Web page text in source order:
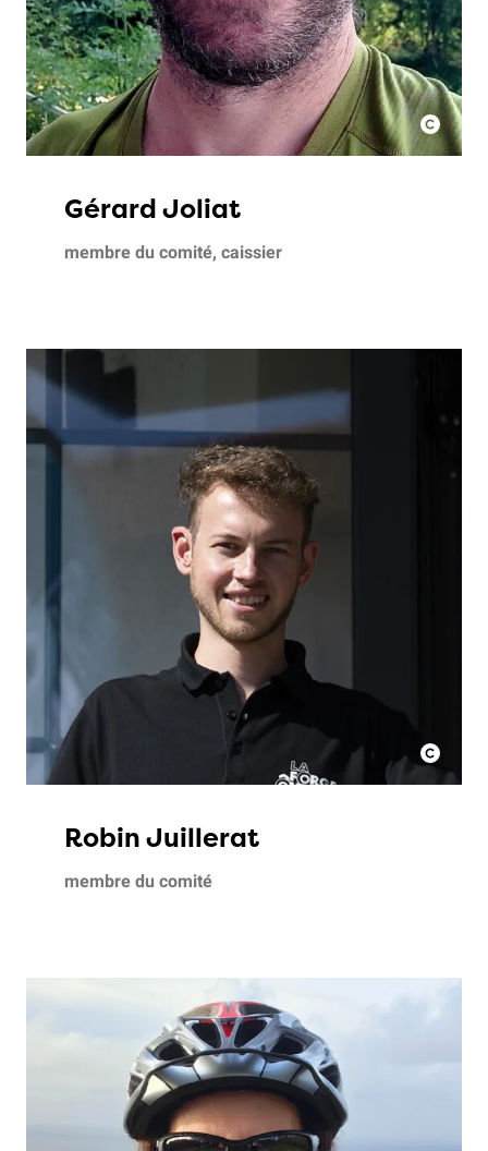
Gérard Joliat
membre du comité, caissier
Robin Juillerat
membre du comité